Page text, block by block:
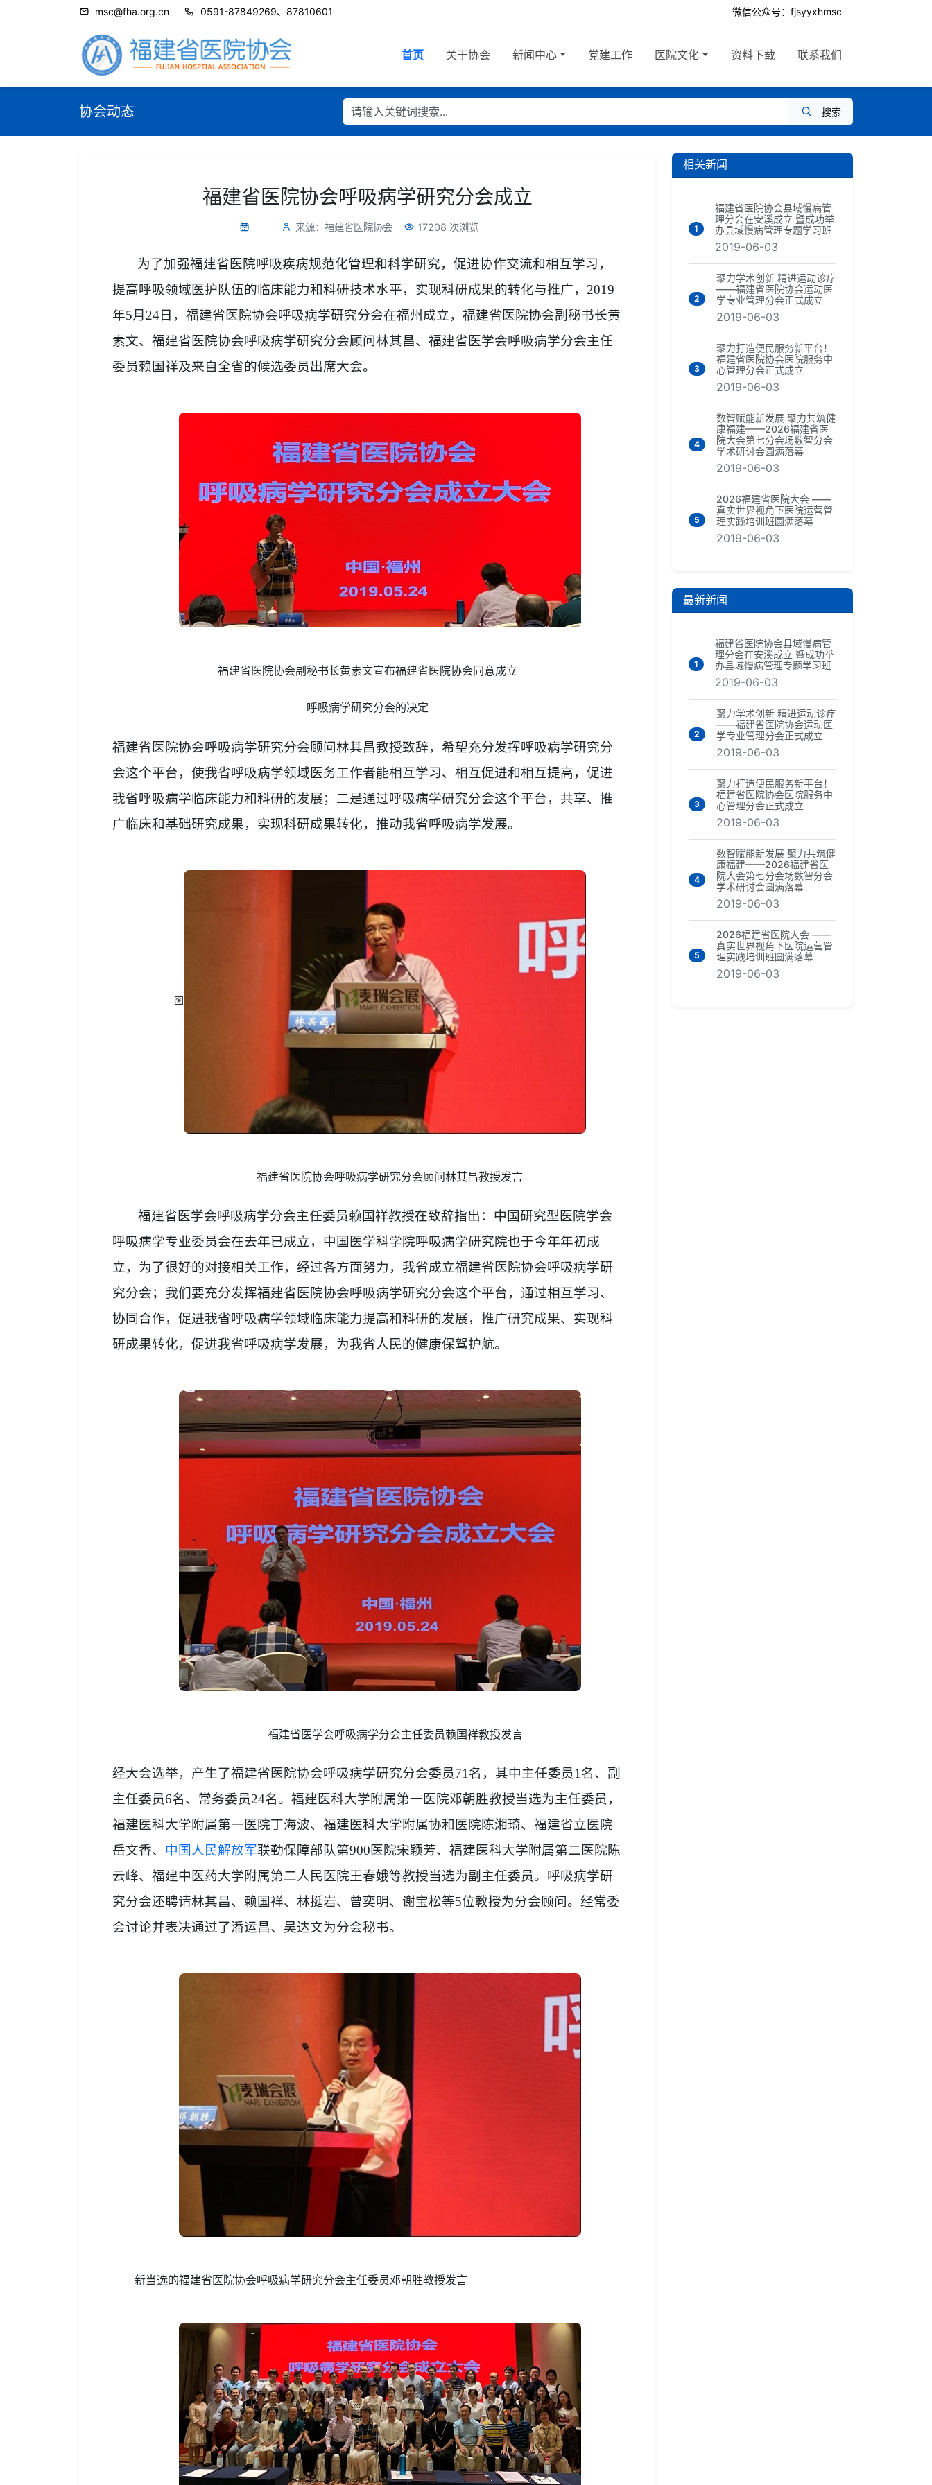
msc@fha.org.cn 0591-87849269、87810601 微信公众号：fjsyyxhmsc
首页 关于协会 新闻中心 党建工作 医院文化 资料下载 联系我们
协会动态 搜索
福建省医院协会呼吸病学研究分会成立
来源：福建省医院协会 17208 次浏览
为了加强福建省医院呼吸疾病规范化管理和科学研究，促进协作交流和相互学习，
提高呼吸领域医护队伍的临床能力和科研技术水平，实现科研成果的转化与推广， 2019
年5月24日，福建省医院协会呼吸病学研究分会在福州成立，福建省医院协会副秘书长黄
素文、福建省医院协会呼吸病学研究分会顾问林其昌、福建省医学会呼吸病学分会主任
委员赖国祥及来自全省的候选委员出席大会。
福建省医院协会副秘书长黄素文宣布福建省医院协会同意成立
呼吸病学研究分会的决定
福建省医院协会呼吸病学研究分会顾问林其昌教授致辞，希望充分发挥呼吸病学研究分
会这个平台，使我省呼吸病学领域医务工作者能相互学习、相互促进和相互提高，促进
我省呼吸病学临床能力和科研的发展；二是通过呼吸病学研究分会这个平台，共享、推
广临床和基础研究成果，实现科研成果转化，推动我省呼吸病学发展。
图
福建省医院协会呼吸病学研究分会顾问林其昌教授发言
福建省医学会呼吸病学分会主任委员赖国祥教授在致辞指出：中国研究型医院学会
呼吸病学专业委员会在去年已成立，中国医学科学院呼吸病学研究院也于今年年初成
立，为了很好的对接相关工作，经过各方面努力，我省成立福建省医院协会呼吸病学研
究分会；我们要充分发挥福建省医院协会呼吸病学研究分会这个平台，通过相互学习、
协同合作，促进我省呼吸病学领域临床能力提高和科研的发展，推广研究成果、实现科
研成果转化，促进我省呼吸病学发展，为我省人民的健康保驾护航。
福建省医学会呼吸病学分会主任委员赖国祥教授发言
经大会选举，产生了福建省医院协会呼吸病学研究分会委员71名，其中主任委员1名、副
主任委员6名、常务委员24名。福建医科大学附属第一医院邓朝胜教授当选为主任委员，
福建医科大学附属第一医院丁海波、福建医科大学附属协和医院陈湘琦、福建省立医院
岳文香、 中国人民解放军联勤保障部队第900医院宋颖芳、福建医科大学附属第二医院陈
云峰、福建中医药大学附属第二人民医院王春娥等教授当选为副主任委员。呼吸病学研
究分会还聘请林其昌、赖国祥、林挺岩、曾奕明、谢宝松等5位教授为分会顾问。经常委
会讨论并表决通过了潘运昌、吴达文为分会秘书。
新当选的福建省医院协会呼吸病学研究分会主任委员邓朝胜教授发言
相关新闻
1
福建省医院协会县域慢病管
理分会在安溪成立 暨成功举
办县域慢病管理专题学习班
2019-06-03
2
聚力学术创新 精进运动诊疗
——福建省医院协会运动医
学专业管理分会正式成立
2019-06-03
3
聚力打造便民服务新平台！
福建省医院协会医院服务中
心管理分会正式成立
2019-06-03
4
数智赋能新发展 聚力共筑健
康福建——2026福建省医
院大会第七分会场数智分会
学术研讨会圆满落幕
2019-06-03
5
2026福建省医院大会 ——
真实世界视角下医院运营管
理实践培训班圆满落幕
2019-06-03
最新新闻
1
福建省医院协会县域慢病管
理分会在安溪成立 暨成功举
办县域慢病管理专题学习班
2019-06-03
2
聚力学术创新 精进运动诊疗
——福建省医院协会运动医
学专业管理分会正式成立
2019-06-03
3
聚力打造便民服务新平台！
福建省医院协会医院服务中
心管理分会正式成立
2019-06-03
4
数智赋能新发展 聚力共筑健
康福建——2026福建省医
院大会第七分会场数智分会
学术研讨会圆满落幕
2019-06-03
5
2026福建省医院大会 ——
真实世界视角下医院运营管
理实践培训班圆满落幕
2019-06-03